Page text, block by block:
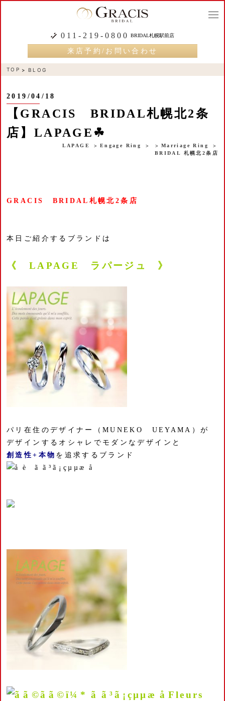
011-219-0800 BRIDAL札幌駅前店
来店予約/お問い合わせ
TOP BLOG
2019/04/18
【GRACIS BRIDAL札幌北2条
店】LAPAGE☘
LAPAGE Engage Ring
Marriage Ring
BRIDAL 札幌北2条店
GRACIS BRIDAL札幌北2条店
本日ご紹介するブランドは
《 LAPAGE ラパージュ 》
パリ在住のデザイナー（MUNEKO UEYAMA）が
デザインするオシャレでモダンなデザインと
創造性+本物 を追求するブランド
Fleurs